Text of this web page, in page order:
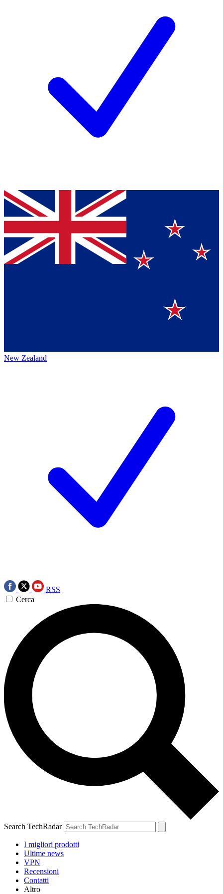
New Zealand
RSS
Cerca
Search TechRadar
I migliori prodotti
Ultime news
VPN
Recensioni
Contatti
Altro